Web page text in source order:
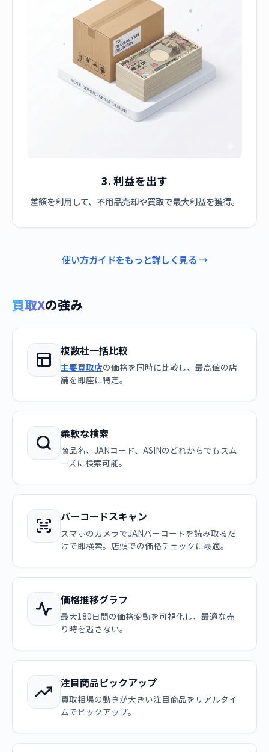
3. 利益を出す
差額を利用して、不用品売却や買取で最大利益を獲得。
使い方ガイドをもっと詳しく見る →
買取Xの強み
複数社一括比較
主要買取店の価格を同時に比較し、最高値の店
舗を即座に特定。
柔軟な検索
商品名、JANコード、ASINのどれからでもスム
ーズに検索可能。
バーコードスキャン
スマホのカメラでJANバーコードを読み取るだ
けで即検索。店頭での価格チェックに最適。
価格推移グラフ
最大180日間の価格変動を可視化し、最適な売
り時を逃さない。
注目商品ピックアップ
買取相場の動きが大きい注目商品をリアルタイ
ムでピックアップ。